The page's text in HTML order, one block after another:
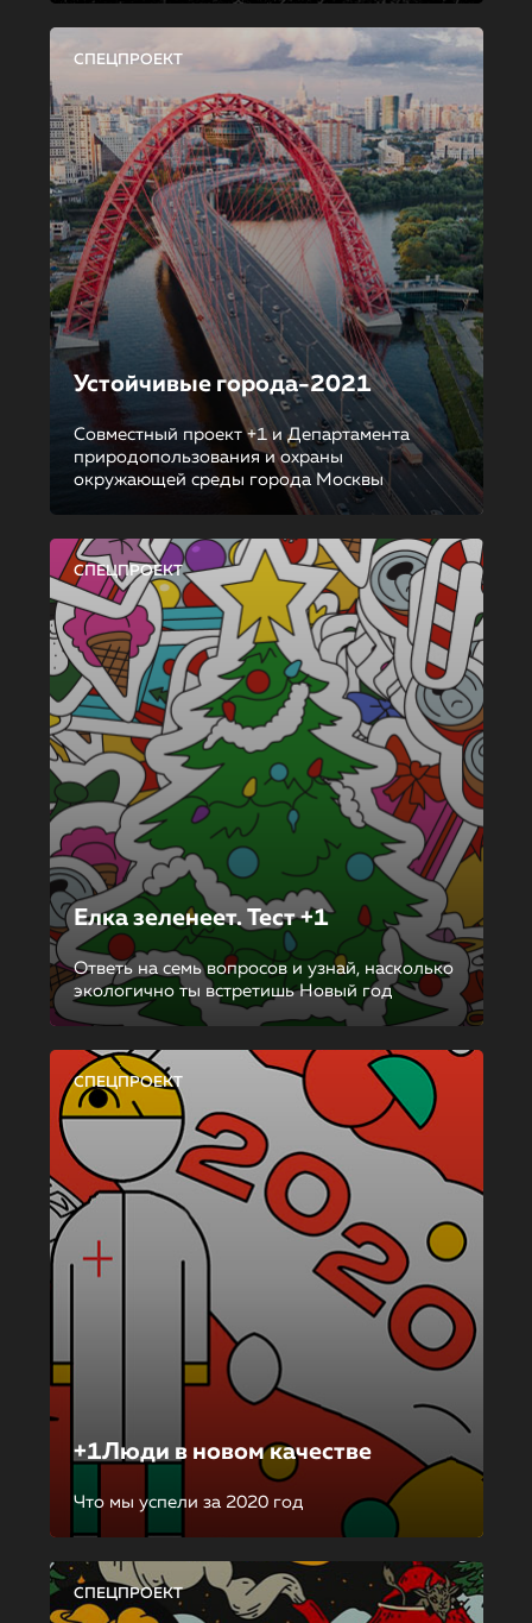
СПЕЦПРОЕКТ
Устойчивые города-2021
Совместный проект +1 и Департамента
природопользования и охраны
окружающей среды города Москвы
СПЕЦПРОЕКТ
Елка зеленеет. Тест +1
Ответь на семь вопросов и узнай, насколько
экологично ты встретишь Новый год
СПЕЦПРОЕКТ
+1Люди в новом качестве
Что мы успели за 2020 год
СПЕЦПРОЕКТ